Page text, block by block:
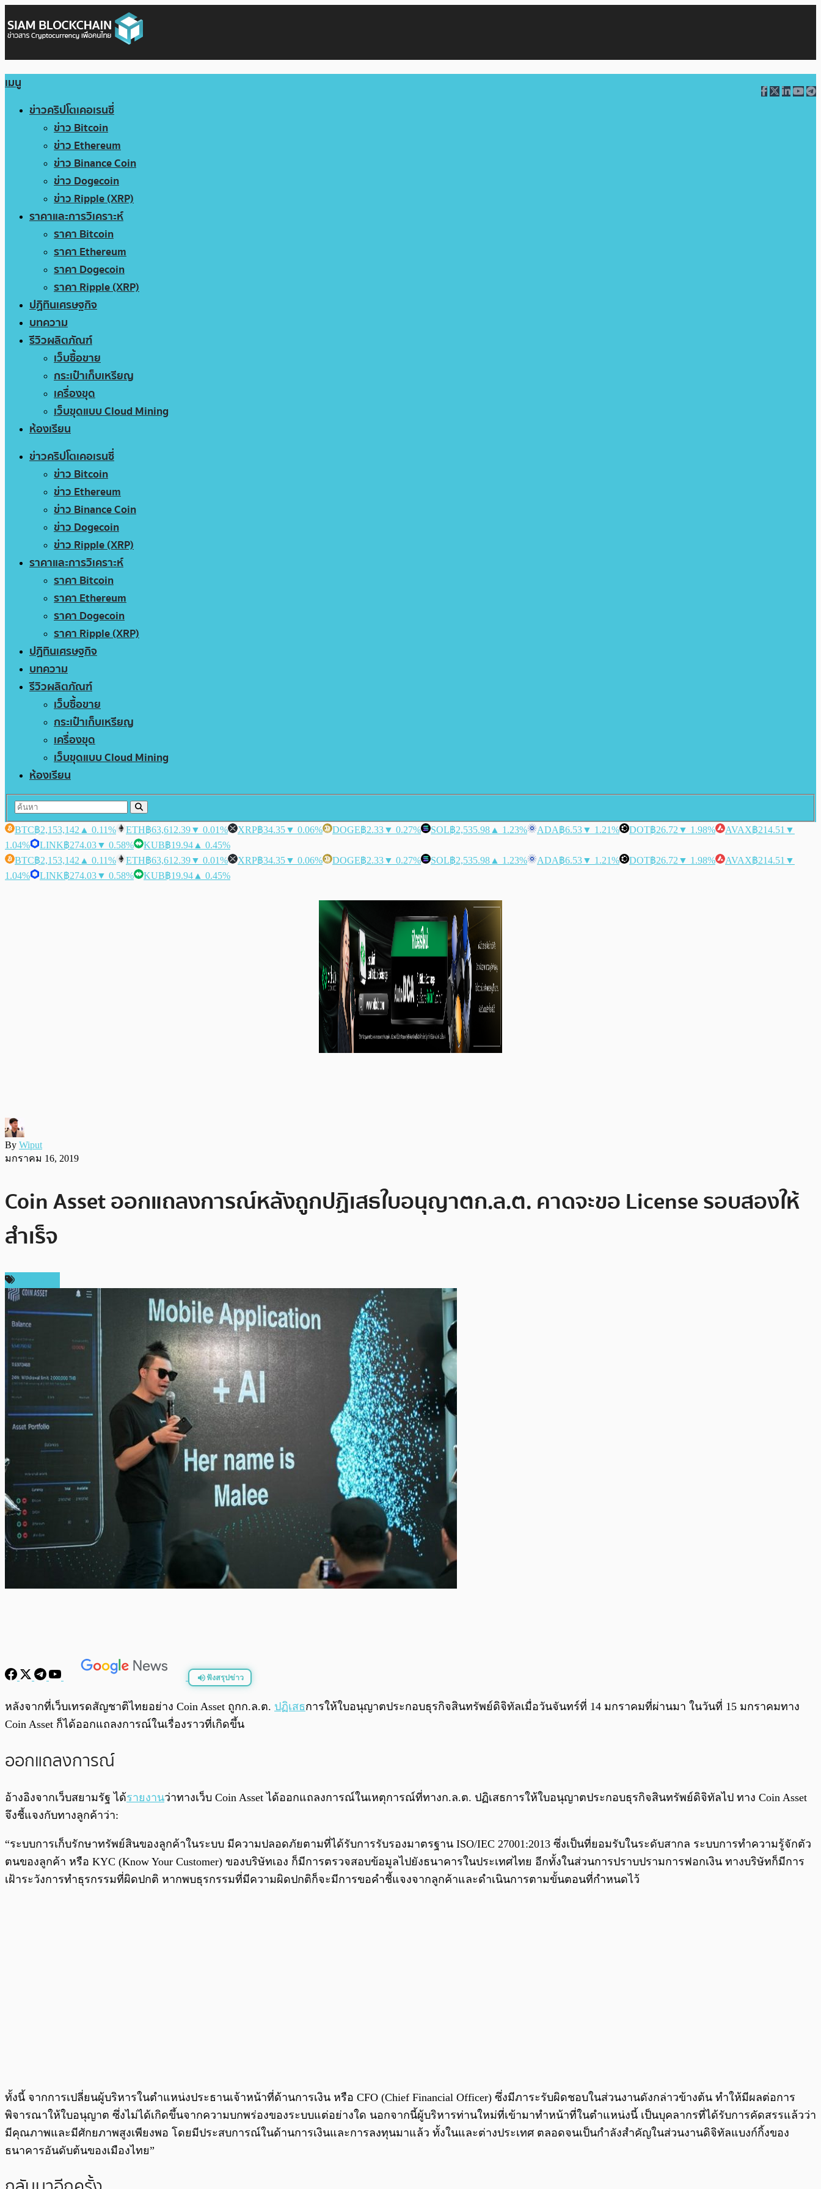
เมนู
ข่าวคริปโตเคอเรนซี่
ข่าว Bitcoin
ข่าว Ethereum
ข่าว Binance Coin
ข่าว Dogecoin
ข่าว Ripple (XRP)
ราคาและการวิเคราะห์
ราคา Bitcoin
ราคา Ethereum
ราคา Dogecoin
ราคา Ripple (XRP)
ปฏิทินเศรษฐกิจ
บทความ
รีวิวผลิตภัณฑ์
เว็บซื้อขาย
กระเป๋าเก็บเหรียญ
เครื่องขุด
เว็บขุดแบบ Cloud Mining
ห้องเรียน
ข่าวคริปโตเคอเรนซี่
ข่าว Bitcoin
ข่าว Ethereum
ข่าว Binance Coin
ข่าว Dogecoin
ข่าว Ripple (XRP)
ราคาและการวิเคราะห์
ราคา Bitcoin
ราคา Ethereum
ราคา Dogecoin
ราคา Ripple (XRP)
ปฏิทินเศรษฐกิจ
บทความ
รีวิวผลิตภัณฑ์
เว็บซื้อขาย
กระเป๋าเก็บเหรียญ
เครื่องขุด
เว็บขุดแบบ Cloud Mining
ห้องเรียน
BTC฿2,153,142 ▲ 0.11% ETH฿63,612.39▼ 0.01% XRP฿34.35▼ 0.06% DOGE฿2.33▼ 0.27% SOL฿2,535.98 ▲ 1.23% ADA฿6.53▼ 1.21% DOT฿26.72 ▼ 1.98% AVAX฿214.51 ▼
1.04%
LINK฿274.03▼ 0.58% KUB฿19.94 ▲ 0.45%
BTC฿2,153,142 ▲ 0.11% ETH฿63,612.39▼ 0.01% XRP฿34.35▼ 0.06% DOGE฿2.33▼ 0.27% SOL฿2,535.98 ▲ 1.23% ADA฿6.53▼ 1.21% DOT฿26.72 ▼ 1.98% AVAX฿214.51 ▼
1.04%
LINK฿274.03▼ 0.58% KUB฿19.94 ▲ 0.45%
By Wiput
มกราคม 16, 2019
Coin Asset ออกแถลงการณ์หลังถูกปฏิเสธใบอนุญาตก.ล.ต. คาดจะขอ License รอบสองให้
สำเร็จ
ฟังสรุปข่าว
พร้อมเล่น 0:00
หลังจากที่เว็บเทรดสัญชาติไทยอย่าง Coin Asset ถูกก.ล.ต. ปฏิเสธการให้ใบอนุญาตประกอบธุรกิจสินทรัพย์ดิจิทัลเมื่อวันจันทร์ที่ 14 มกราคมที่ผ่านมา ในวันที่ 15 มกราคมทาง
Coin Asset ก็ได้ออกแถลงการณ์ในเรื่องราวที่เกิดขึ้น
ออกแถลงการณ์
อ้างอิงจากเว็บสยามรัฐ ได้รายงานว่าทางเว็บ Coin Asset ได้ออกแถลงการณ์ในเหตุการณ์ที่ทางก.ล.ต. ปฏิเสธการให้ใบอนุญาตประกอบธุรกิจสินทรัพย์ดิจิทัลไป ทาง Coin Asset
จึงชี้แจงกับทางลูกค้าว่า:
“ระบบการเก็บรักษาทรัพย์สินของลูกค้าในระบบ มีความปลอดภัยตามที่ได้รับการรับรองมาตรฐาน ISO/IEC 27001:2013 ซึ่งเป็นที่ยอมรับในระดับสากล ระบบการทำความรู้จักตัว
ตนของลูกค้า หรือ KYC (Know Your Customer) ของบริษัทเอง ก็มีการตรวจสอบข้อมูลไปยังธนาคารในประเทศไทย อีกทั้งในส่วนการปราบปรามการฟอกเงิน ทางบริษัทก็มีการ
เฝ้าระวังการทำธุรกรรมที่ผิดปกติ หากพบธุรกรรมที่มีความผิดปกติก็จะมีการขอคำชี้แจงจากลูกค้าและดำเนินการตามขั้นตอนที่กำหนดไว้
ทั้งนี้ จากการเปลี่ยนผู้บริหารในตำแหน่งประธานเจ้าหน้าที่ด้านการเงิน หรือ CFO (Chief Financial Officer) ซึ่งมีภาระรับผิดชอบในส่วนงานดังกล่าวข้างต้น ทำให้มีผลต่อการ
พิจารณาให้ใบอนุญาต ซึ่งไม่ได้เกิดขึ้นจากความบกพร่องของระบบแต่อย่างใด นอกจากนี้ผู้บริหารท่านใหม่ที่เข้ามาทำหน้าที่ในตำแหน่งนี้ เป็นบุคลากรที่ได้รับการคัดสรรแล้วว่า
มีคุณภาพและมีศักยภาพสูงเพียงพอ โดยมีประสบการณ์ในด้านการเงินและการลงทุนมาแล้ว ทั้งในและต่างประเทศ ตลอดจนเป็นกำลังสำคัญในส่วนงานดิจิทัลแบงก์กิ้งของ
ธนาคารอันดับต้นของเมืองไทย”